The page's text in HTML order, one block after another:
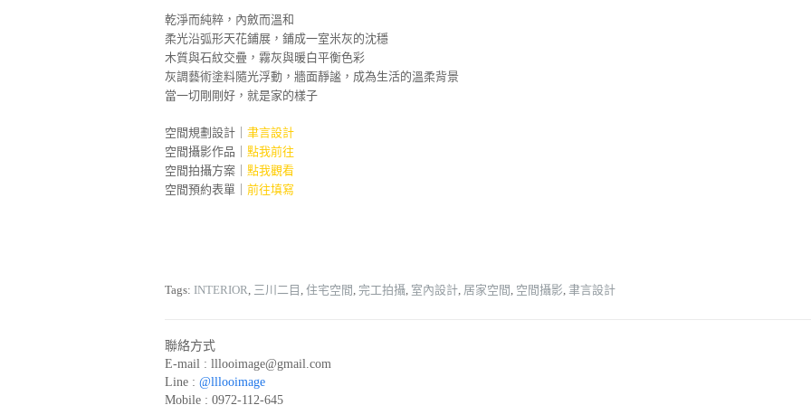
乾淨而純粹，內斂而溫和
柔光沿弧形天花鋪展，鋪成一室米灰的沈穩
木質與石紋交疊，霧灰與暖白平衡色彩
灰調藝術塗料隨光浮動，牆面靜謐，成為生活的溫柔背景
當一切剛剛好，就是家的樣子
空間規劃設計｜ 聿言設計
空間攝影作品｜ 點我前往
空間拍攝方案｜ 點我觀看
空間預約表單｜ 前往填寫
Tags: INTERIOR, 三川二目 , 住宅空間 , 完工拍攝, 室內設計, 居家空間 , 空間攝影, 聿言設計
聯絡方式
E-mail : lllooimage@gmail.com
Line : @lllooimage
Mobile : 0972-112-645